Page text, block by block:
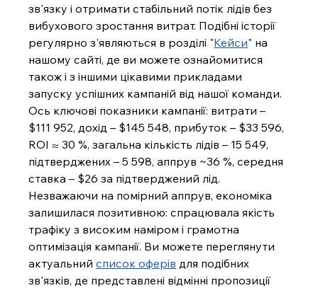
зв'язку і отримати стабільний потік лідів без
вибухового зростання витрат. Подібні історії
регулярно з'являються в розділі "Кейси" на
нашому сайті, де ви можете ознайомитися
також і з іншими цікавими прикладами
запуску успішних кампаній від нашої команди.
Ось ключові показники кампанії: витрати –
$111 952, дохід – $145 548, прибуток – $33 596,
ROI ≈ 30 %, загальна кількість лідів – 15 549,
підтверджених – 5 598, аппрув ~36 %, середня
ставка – $26 за підтверджений лід.
Незважаючи на помірний аппрув, економіка
залишилася позитивною: спрацювала якість
трафіку з високим наміром і грамотна
оптимізація кампанії. Ви можете переглянути
актуальний список оферів для подібних
зв'язків, де представлені відмінні пропозиції